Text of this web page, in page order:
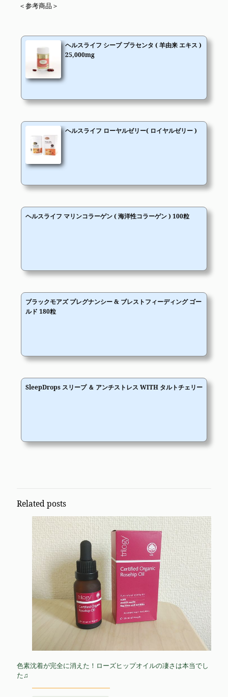
＜参考商品＞
ヘルスライフ シープ プラセンタ ( 羊由来 エキス )
25,000mg
ヘルスライフ ローヤルゼリー( ロイヤルゼリー )
ヘルスライフ マリンコラーゲン ( 海洋性コラーゲン ) 100粒
ブラックモアズ プレグナンシー & ブレストフィーディング ゴー
ルド 180粒
SleepDrops スリープ ＆ アンチストレス WITH タルトチェリー
Related posts
色素沈着が完全に消えた！ローズヒップオイルの凄さは本当でし
た♫